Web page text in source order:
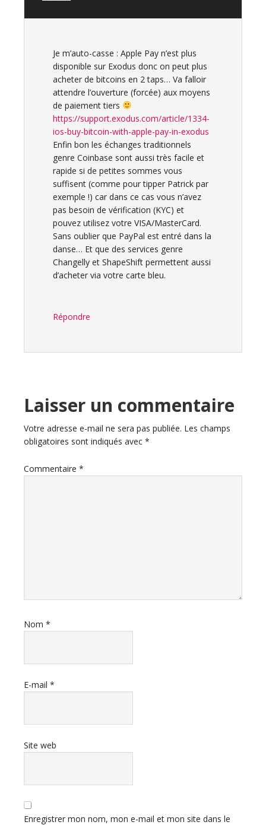
Je m’auto-casse : Apple Pay n’est plus
disponible sur Exodus donc on peut plus
acheter de bitcoins en 2 taps… Va falloir
attendre l’ouverture (forcée) aux moyens
de paiement tiers
https://support.exodus.com/article/1334-
ios-buy-bitcoin-with-apple-pay-in-exodus
Enfin bon les échanges traditionnels
genre Coinbase sont aussi très facile et
rapide si de petites sommes vous
suffisent (comme pour tipper Patrick par
exemple !) car dans ce cas vous n’avez
pas besoin de vérification (KYC) et
pouvez utilisez votre VISA/MasterCard.
Sans oublier que PayPal est entré dans la
danse… Et que des services genre
Changelly et ShapeShift permettent aussi
d’acheter via votre carte bleu.
Répondre
Laisser un commentaire
Votre adresse e-mail ne sera pas publiée. Les champs
obligatoires sont indiqués avec *
Commentaire *
Nom *
E-mail *
Site web
Enregistrer mon nom, mon e-mail et mon site dans le